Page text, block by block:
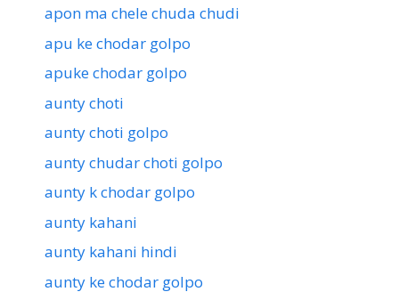
apon ma chele chuda chudi
apu ke chodar golpo
apuke chodar golpo
aunty choti
aunty choti golpo
aunty chudar choti golpo
aunty k chodar golpo
aunty kahani
aunty kahani hindi
aunty ke chodar golpo